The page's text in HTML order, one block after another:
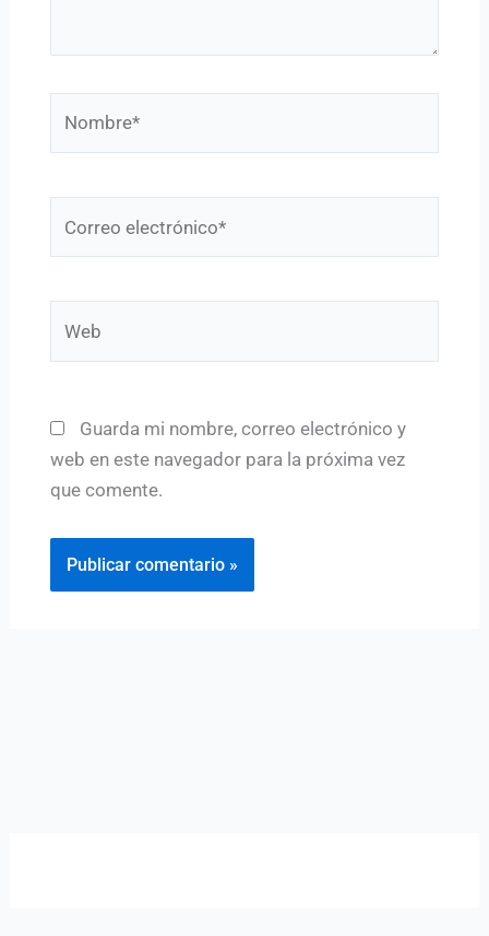
electrónico*
Guarda mi nombre, correo electrónico y
web en este navegador para la próxima vez
que comente.